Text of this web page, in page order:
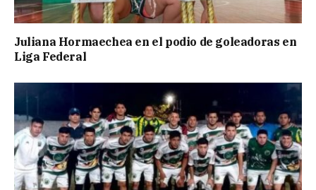
Juliana Hormaechea en el podio de goleadoras en
Liga Federal